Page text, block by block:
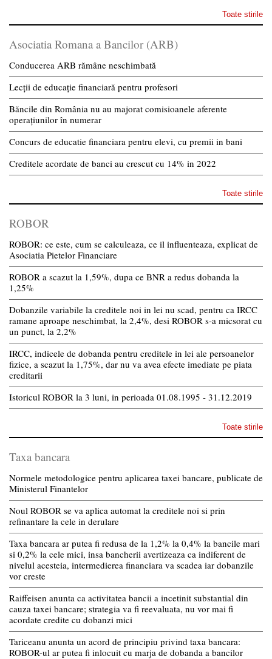
Toate stirile
Asociatia Romana a Bancilor (ARB)
Conducerea ARB rămâne neschimbată
Lecții de educație financiară pentru profesori
Băncile din România nu au majorat comisioanele aferente
operațiunilor în numerar
Concurs de educatie financiara pentru elevi, cu premii in bani
Creditele acordate de banci au crescut cu 14% in 2022
Toate stirile
ROBOR
ROBOR: ce este, cum se calculeaza, ce il influenteaza, explicat de
Asociatia Pietelor Financiare
ROBOR a scazut la 1,59%, dupa ce BNR a redus dobanda la
1,25%
Dobanzile variabile la creditele noi in lei nu scad, pentru ca IRCC
ramane aproape neschimbat, la 2,4%, desi ROBOR s-a micsorat cu
un punct, la 2,2%
IRCC, indicele de dobanda pentru creditele in lei ale persoanelor
fizice, a scazut la 1,75%, dar nu va avea efecte imediate pe piata
creditarii
Istoricul ROBOR la 3 luni, in perioada 01.08.1995 - 31.12.2019
Toate stirile
Taxa bancara
Normele metodologice pentru aplicarea taxei bancare, publicate de
Ministerul Finantelor
Noul ROBOR se va aplica automat la creditele noi si prin
refinantare la cele in derulare
Taxa bancara ar putea fi redusa de la 1,2% la 0,4% la bancile mari
si 0,2% la cele mici, insa bancherii avertizeaza ca indiferent de
nivelul acesteia, intermedierea financiara va scadea iar dobanzile
vor creste
Raiffeisen anunta ca activitatea bancii a incetinit substantial din
cauza taxei bancare; strategia va fi reevaluata, nu vor mai fi
acordate credite cu dobanzi mici
Tariceanu anunta un acord de principiu privind taxa bancara:
ROBOR-ul ar putea fi inlocuit cu marja de dobanda a bancilor